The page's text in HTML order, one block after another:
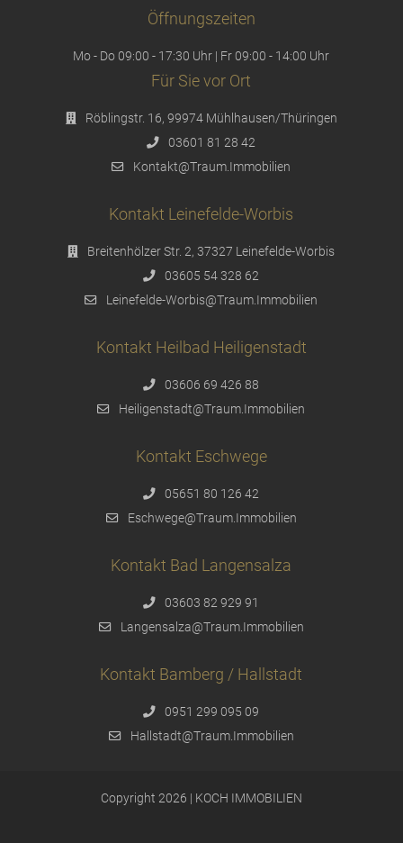
Öffnungszeiten
Mo - Do 09:00 - 17:30 Uhr | Fr 09:00 - 14:00 Uhr
Für Sie vor Ort
Röblingstr. 16, 99974 Mühlhausen/Thüringen
03601 81 28 42
Kontakt@Traum.Immobilien
Kontakt Leinefelde-Worbis
Breitenhölzer Str. 2, 37327 Leinefelde-Worbis
03605 54 328 62
Leinefelde-Worbis@Traum.Immobilien
Kontakt Heilbad Heiligenstadt
03606 69 426 88
Heiligenstadt@Traum.Immobilien
Kontakt Eschwege
05651 80 126 42
Eschwege@Traum.Immobilien
Kontakt Bad Langensalza
03603 82 929 91
Langensalza@Traum.Immobilien
Kontakt Bamberg / Hallstadt
0951 299 095 09
Hallstadt@Traum.Immobilien
Copyright 2026 | KOCH IMMOBILIEN